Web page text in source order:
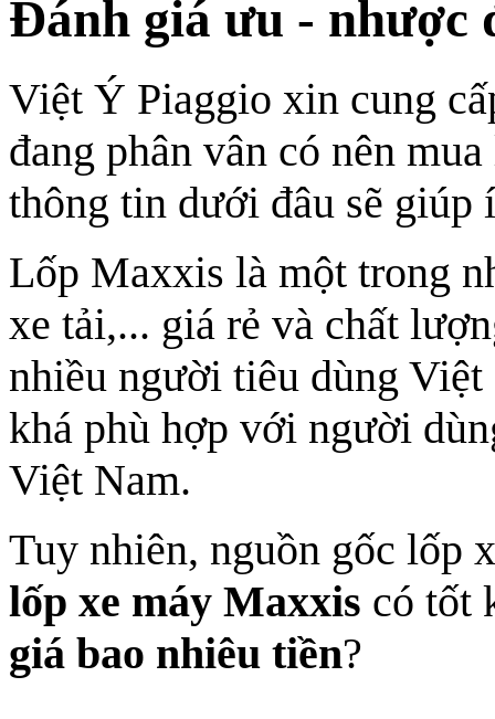
Đánh giá ưu - nhược
Việt Ý Piaggio xin cung
đang phân vân có nên
thông tin dưới đâu sẽ giúp
Lốp Maxxis là một trong
xe tải,... giá rẻ và chất
nhiều người tiêu dùng
khá phù hợp với người
Việt Nam.
Tuy nhiên, nguồn gốc lốp
lốp xe máy Maxxis có tốt
giá bao nhiêu tiền?